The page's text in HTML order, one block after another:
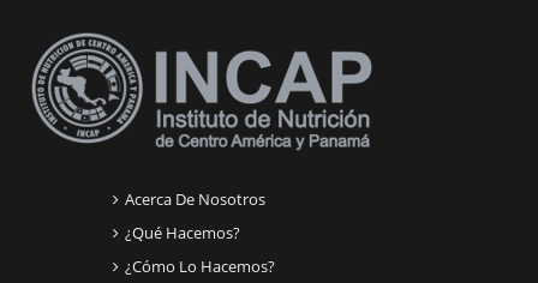
Acerca De Nosotros
¿Qué Hacemos?
¿Cómo Lo Hacemos?